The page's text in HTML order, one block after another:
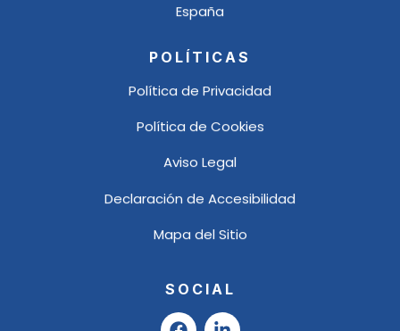
España
POLÍTICAS
Política de Privacidad
Política de Cookies
Aviso Legal
Declaración de Accesibilidad
Mapa del Sitio
SOCIAL
F
L